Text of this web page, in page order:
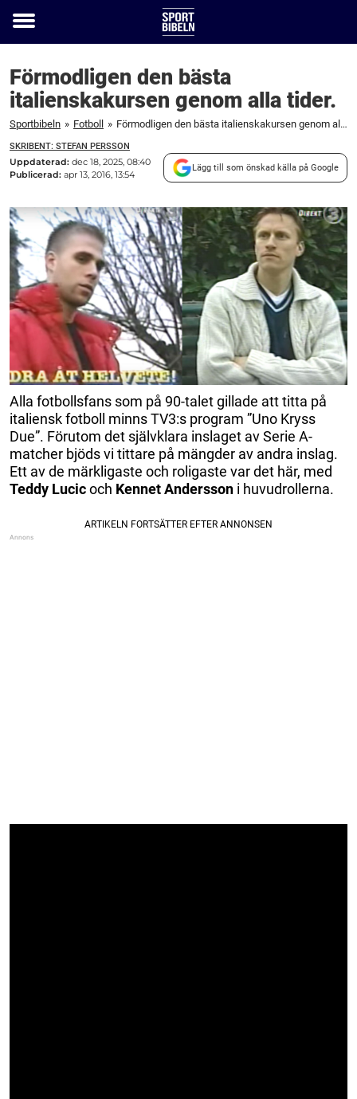
Toggle
Förmodligen den bästa
italienskakursen genom alla tider.
Sportbibeln » Fotboll » Förmodligen den bästa italienskakursen genom alla tider.
SKRIBENT: STEFAN PERSSON
Uppdaterad: dec 18, 2025, 08:40
Publicerad: apr 13, 2016, 13:54
Lägg till som önskad källa på Google
Alla fotbollsfans som på 90-talet gillade att titta på
italiensk fotboll minns TV3:s program ”Uno Kryss
Due”. Förutom det självklara inslaget av Serie A-
matcher bjöds vi tittare på mängder av andra inslag.
Ett av de märkligaste och roligaste var det här, med
Teddy Lucicoch Kennet Andersson i huvudrollerna.